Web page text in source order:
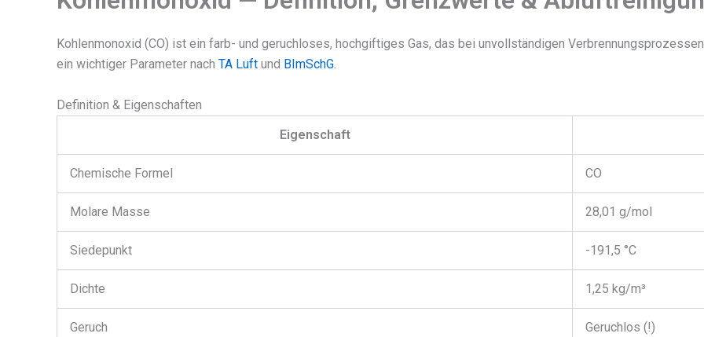
Kohlenmonoxid (CO) ist ein farb- und geruchloses, hochgiftiges Gas, das bei unvollständigen
ein wichtiger Parameter nach TA Luft und BImSchG.
Definition & Eigenschaften
Eigenschaft
Chemische Formel CO
Molare Masse 28,01 g/mol
Siedepunkt -191,5 °C
Dichte 1,25 kg/m³
Geruch Geruchlos (!)